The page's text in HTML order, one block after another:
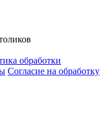
обработки
Согласие на обработку